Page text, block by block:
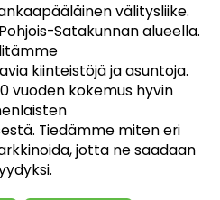
välitysliike.
Satakunnan alueella.
kiinteistöjä ja asuntoja.
vuoden kokemus hyvin
Tiedämme miten eri
jotta ne saadaan